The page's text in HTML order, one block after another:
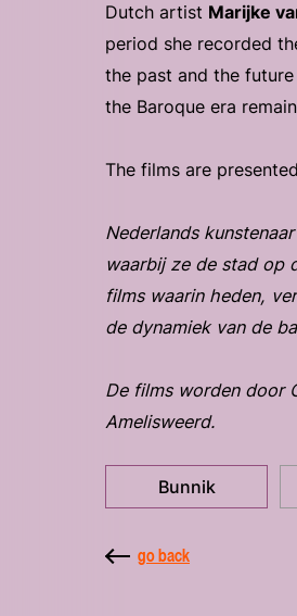
Dutch artist Marijke
period she recorded
the past and the
the Baroque era
The films are
Nederlands kunstenaar
waarbij ze de stad op
films waarin heden,
de dynamiek van de
De films worden door
Amelisweerd.
Bunnik
go back